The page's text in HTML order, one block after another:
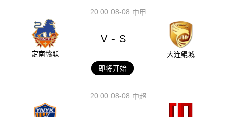
08-08
20:00 中甲
定南赣联
V - S
大连鲲城
即将开始
08-08
20:00 中超